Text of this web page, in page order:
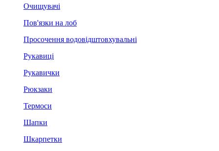
Очищувачі
Пов'язки на лоб
Просочення водовідштовхувальні
Рукавиці
Рукавички
Рюкзаки
Термоси
Шапки
Шкарпетки